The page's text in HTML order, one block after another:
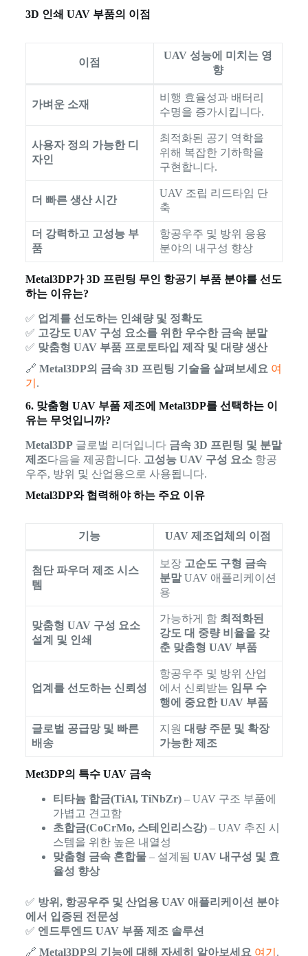
3D 인쇄 UAV 부품의 이점
이점
UAV 성능에 미치는 영
향
가벼운 소재
비행 효율성과 배터리
수명을 증가시킵니다.
사용자 정의 가능한 디
자인
최적화된 공기 역학을
위해 복잡한 기하학을
구현합니다.
더 빠른 생산 시간
UAV 조립 리드타임 단
축
더 강력하고 고성능 부
품
항공우주 및 방위 응용
분야의 내구성 향상
Metal3DP가 3D 프린팅 무인 항공기 부품 분야를 선도
하는 이유는?
✅ 업계를 선도하는 인쇄량 및 정확도
✅ 고강도 UAV 구성 요소를 위한 우수한 금속 분말
✅ 맞춤형 UAV 부품 프로토타입 제작 및 대량 생산
🔗 Metal3DP의 금속 3D 프린팅 기술을 살펴보세요 여
기 .
6. 맞춤형 UAV 부품 제조에 Metal3DP를 선택하는 이
유는 무엇입니까?
Metal3DP글로벌 리더입니다 금속 3D 프린팅 및 분말
제조다음을 제공합니다. 고성능 UAV 구성 요소항공
우주, 방위 및 산업용으로 사용됩니다.
Metal3DP와 협력해야 하는 주요 이유
기능 UAV 제조업체의 이점
첨단 파우더 제조 시스
템
보장 고순도 구형 금속
분말UAV 애플리케이션
용
맞춤형 UAV 구성 요소
설계 및 인쇄
가능하게 함 최적화된
강도 대 중량 비율을 갖
춘 맞춤형 UAV 부품
업계를 선도하는 신뢰성
항공우주 및 방위 산업
에서 신뢰받는 임무 수
행에 중요한 UAV 부품
글로벌 공급망 및 빠른
배송
지원 대량 주문 및 확장
가능한 제조
Met3DP의 특수 UAV 금속
티타늄 합금(TiAl, TiNbZr)– UAV 구조 부품에
가볍고 견고함
초합금(CoCrMo, 스테인리스강)– UAV 추진 시
스템을 위한 높은 내열성
맞춤형 금속 혼합물– 설계됨 UAV 내구성 및 효
율성 향상
✅ 방위, 항공우주 및 산업용 UAV 애플리케이션 분야
에서 입증된 전문성
✅ 엔드투엔드 UAV 부품 제조 솔루션
🔗 Metal3DP의 기능에 대해 자세히 알아보세요 여기 .